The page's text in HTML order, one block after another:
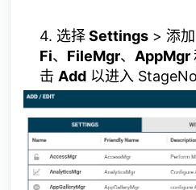
4. 选择Settings > 添加
Fi、 FileMgr、 AppMgr
击 Add 以进入